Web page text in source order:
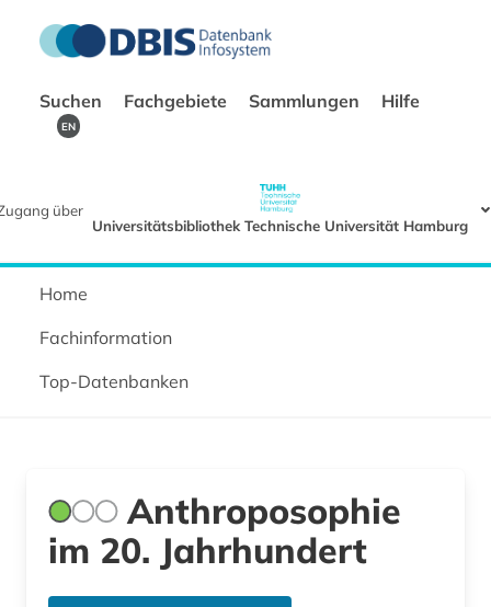
Suchen Fachgebiete Sammlungen Hilfe
EN
über
Universitätsbibliothek Technische Universität Hamburg
Home
Fachinformation
Top-Datenbanken
Anthroposophie
im 20. Jahrhundert